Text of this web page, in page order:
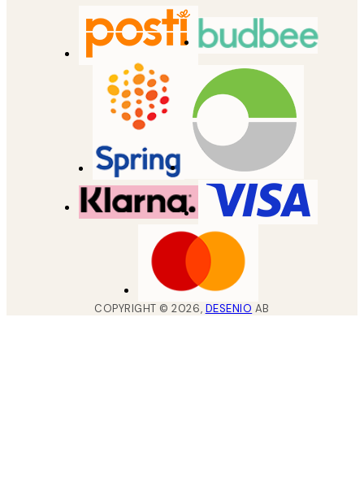
COPYRIGHT ©2026, DESENIO AB